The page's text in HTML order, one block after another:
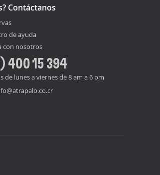
Contáctanos
de ayuda
con nosotros
400 15 394
de lunes a viernes de 8 am a 6 pm